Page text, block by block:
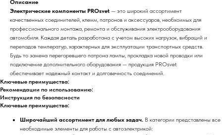
Описание
Электрические компоненты PROsvet — это широкий ассортимент
качественных соединителей, клемм, патронов и аксессуаров, необхоимых для
профессионального монтажа, ремонта и обслуживания электрооборудования
автомобиля. Каждая деталь разработана с учетом высоких нагрузок, вибраций и
перепадов температур, характерных для эксплуатации транспортных средств.
Будь то замена перегоревшего патрона лампы, прокладка новой проводки или
подключение дополнительного оборудования — продукция PROsvet
обеспечивает надежный контакт и долговечность соединений.
Ключевые преимущества:
Рекомендации по использованию:
Инструкция по безопасности
Ключевые преимущества:
Широчайший ассортимент для любых задач. В категории представлены все
необходимые элементы для работы с автоэлектрикой: